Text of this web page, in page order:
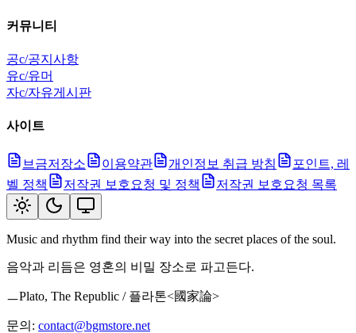
커뮤니티
공c/공지사항
유c/유머
자c/자유게시판
사이트
브금저장소 이용약관 개인정보 취급 방침
포인트, 레
벨 정책
저작권 보호요청 및 정책 저작권 보호요청 목록
Music and rhythm find their way into the secret places of the soul.
음악과 리듬은 영혼의 비밀 장소로 파고든다.
ㅡPlato, The Republic / 플라톤<國家論>
문의: contact@bgmstore.net